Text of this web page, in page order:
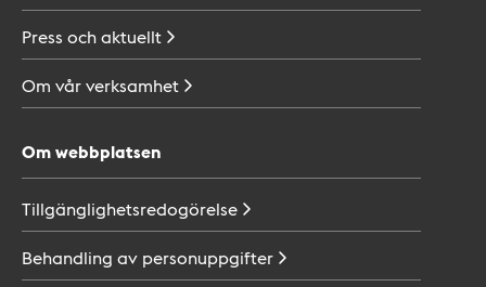
Press ochaktuellt
Om vårverksamhet
Om webbplatsen
Tillgänglighetsredogörelse
Behandling av personuppgifter